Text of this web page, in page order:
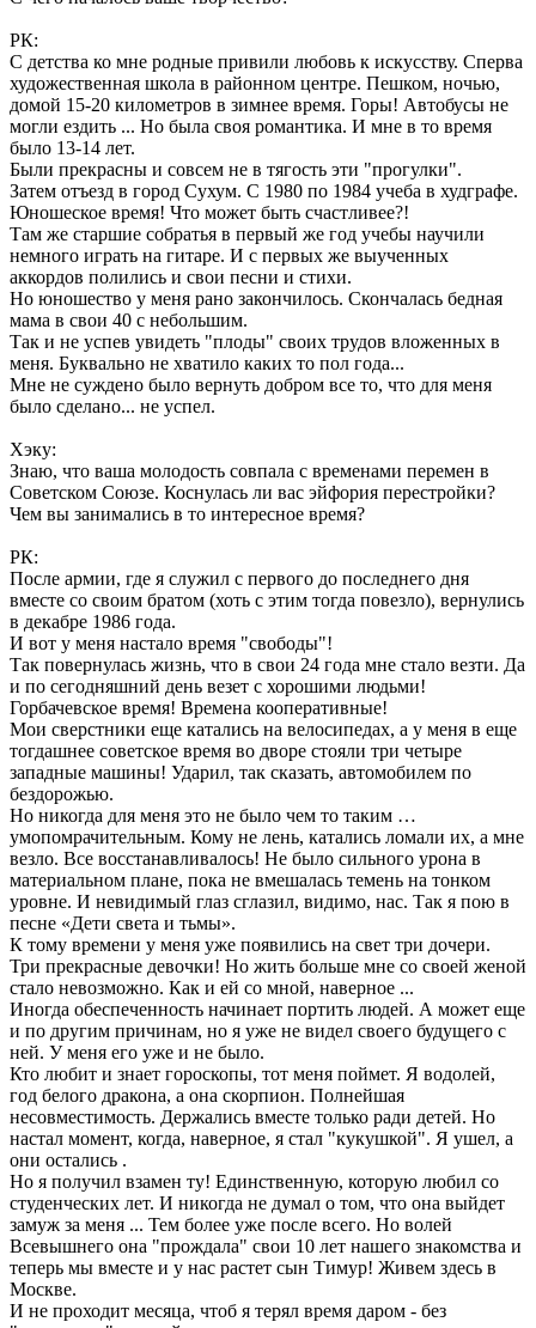
РК:
С детства ко мне родные привили любовь к искусству. Сперва
художественная школа в районном центре. Пешком, ночью,
домой 15-20 километров в зимнее время. Горы! Автобусы не
могли ездить ... Но была своя романтика. И мне в то время
было 13-14 лет.
Были прекрасны и совсем не в тягость эти "прогулки".
Затем отъезд в город Сухум. С 1980 по 1984 учеба в худграфе.
Юношеское время! Что может быть счастливее?!
Там же старшие собратья в первый же год учебы научили
немного играть на гитаре. И с первых же выученных
аккордов полились и свои песни и стихи.
Но юношество у меня рано закончилось. Скончалась бедная
мама в свои 40 с небольшим.
Так и не успев увидеть "плоды" своих трудов вложенных в
меня. Буквально не хватило каких то пол года...
Мне не суждено было вернуть добром все то, что для меня
было сделано... не успел.
Хэку:
Знаю, что ваша молодость совпала с временами перемен в
Советском Союзе. Коснулась ли вас эйфория перестройки?
Чем вы занимались в то интересное время?
РК:
После армии, где я служил с первого до последнего дня
вместе со своим братом (хоть с этим тогда повезло), вернулись
в декабре 1986 года.
И вот у меня настало время "свободы"!
Так повернулась жизнь, что в свои 24 года мне стало везти. Да
и по сегодняшний день везет с хорошими людьми!
Горбачевское время! Времена кооперативные!
Мои сверстники еще катались на велосипедах, а у меня в еще
тогдашнее советское время во дворе стояли три четыре
западные машины! Ударил, так сказать, автомобилем по
бездорожью.
Но никогда для меня это не было чем то таким …
умопомрачительным. Кому не лень, катались ломали их, а мне
везло. Все восстанавливалось! Не было сильного урона в
материальном плане, пока не вмешалась темень на тонком
уровне. И невидимый глаз сглазил, видимо, нас. Так я пою в
песне «Дети света и тьмы».
К тому времени у меня уже появились на свет три дочери.
Три прекрасные девочки! Но жить больше мне со своей женой
стало невозможно. Как и ей со мной, наверное ...
Иногда обеспеченность начинает портить людей. А может еще
и по другим причинам, но я уже не видел своего будущего с
ней. У меня его уже и не было.
Кто любит и знает гороскопы, тот меня поймет. Я водолей,
год белого дракона, а она скорпион. Полнейшая
несовместимость. Держались вместе только ради детей. Но
настал момент, когда, наверное, я стал "кукушкой". Я ушел, а
они остались .
Но я получил взамен ту! Единственную, которую любил со
студенческих лет. И никогда не думал о том, что она выйдет
замуж за меня ... Тем более уже после всего. Но волей
Всевышнего она "прождала" свои 10 лет нашего знакомства и
теперь мы вместе и у нас растет сын Тимур! Живем здесь в
Москве.
И не проходит месяца, чтоб я терял время даром - без